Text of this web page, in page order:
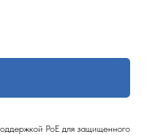
PoE для защищенного